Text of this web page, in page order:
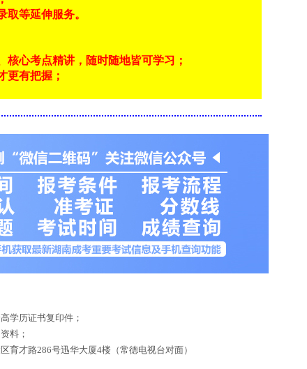
等延伸服务。
心考点精讲，随时随地皆可学习；
更有把握；
学历证书复印件；
料；
才路286号迅华大厦4楼（常德电视台对面）